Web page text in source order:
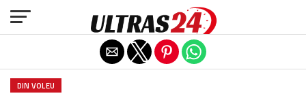
DIN VOLEU
Exit mobile version